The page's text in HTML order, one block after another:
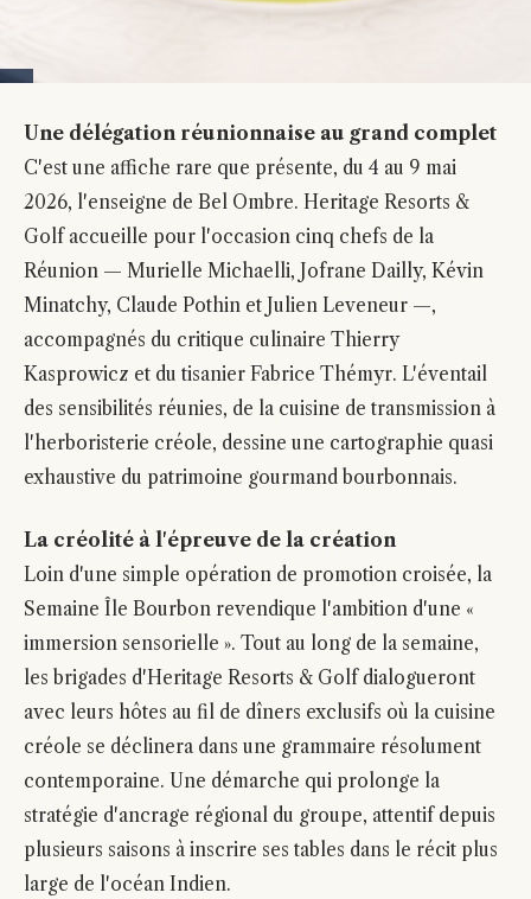
Une délégation réunionnaise au grand complet
C'est une affiche rare que présente, du 4 au 9 mai
2026, l'enseigne de Bel Ombre. Heritage Resorts &
Golf accueille pour l'occasion cinq chefs de la
Réunion — Murielle Michaelli, Jofrane Dailly, Kévin
Minatchy, Claude Pothin et Julien Leveneur —,
accompagnés du critique culinaire Thierry
Kasprowicz et du tisanier Fabrice Thémyr. L'éventail
des sensibilités réunies, de la cuisine de transmission à
l'herboristerie créole, dessine une cartographie quasi
exhaustive du patrimoine gourmand bourbonnais.
La créolité à l'épreuve de la création
Loin d'une simple opération de promotion croisée, la
Semaine Île Bourbon revendique l'ambition d'une «
immersion sensorielle ». Tout au long de la semaine,
les brigades d'Heritage Resorts & Golf dialogueront
avec leurs hôtes au fil de dîners exclusifs où la cuisine
créole se déclinera dans une grammaire résolument
contemporaine. Une démarche qui prolonge la
stratégie d'ancrage régional du groupe, attentif depuis
plusieurs saisons à inscrire ses tables dans le récit plus
large de l'océan Indien.